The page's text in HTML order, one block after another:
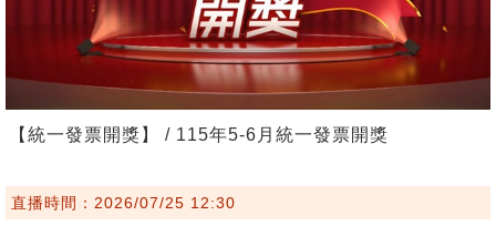
【統一發票開獎】 / 115年5-6月統一發票開獎
直播時間：2026/07/25 12:30